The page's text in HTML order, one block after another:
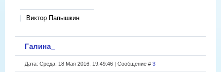
Виктор Папышкин
Галина_
Дата: Среда, 18 Мая 2016, 19:49:46 | Сообщение # 3